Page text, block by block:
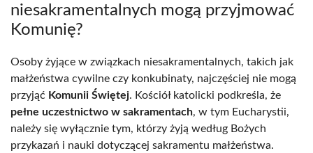
niesakramentalnych mogą przyjmować
Komunię?
Osoby żyjące w związkach niesakramentalnych, takich jak
małżeństwa cywilne czy konkubinaty, najczęściej nie mogą
przyjąć Komunii Świętej. Kościół katolicki podkreśla, że
pełne uczestnictwo w sakramentach, w tym Eucharystii,
należy się wyłącznie tym, którzy żyją według Bożych
przykazań i nauki dotyczącej sakramentu małżeństwa.